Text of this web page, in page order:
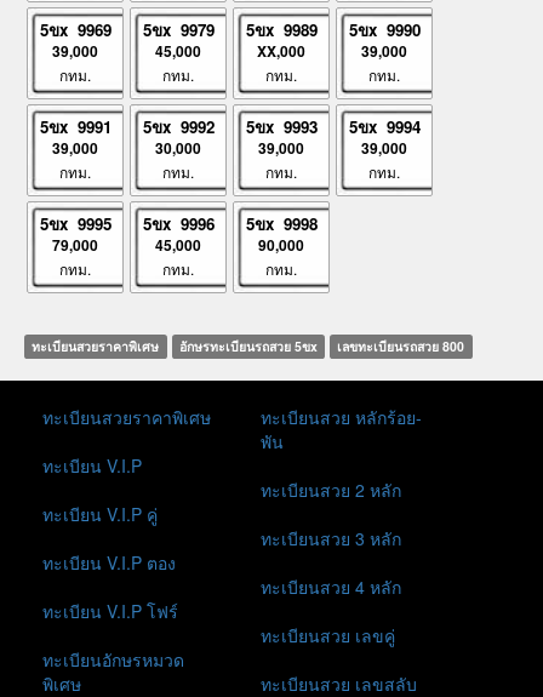
5ขx 9969
39,000
กทม.
5ขx 9979
45,000
กทม.
5ขx 9989
XX,000
กทม.
5ขx 9990
39,000
กทม.
5ขx 9991
39,000
กทม.
5ขx 9992
30,000
กทม.
5ขx 9993
39,000
กทม.
5ขx 9994
39,000
กทม.
5ขx 9995
79,000
กทม.
5ขx 9996
45,000
กทม.
5ขx 9998
90,000
กทม.
ทะเบียนสวยราคาพิเศษ อักษรทะเบียนรถสวย 5ขx เลขทะเบียนรถสวย 800
ทะเบียนสวยราคาพิเศษ
ทะเบียน V.I.P
ทะเบียน V.I.P คู่
ทะเบียน V.I.P ตอง
ทะเบียน V.I.P โฟร์
ทะเบียนอักษรหมวด
พิเศษ
ทะเบียนสวย หลักร้อย-
พัน
ทะเบียนสวย 2 หลัก
ทะเบียนสวย 3 หลัก
ทะเบียนสวย 4 หลัก
ทะเบียนสวย เลขคู่
ทะเบียนสวย เลขสลับ